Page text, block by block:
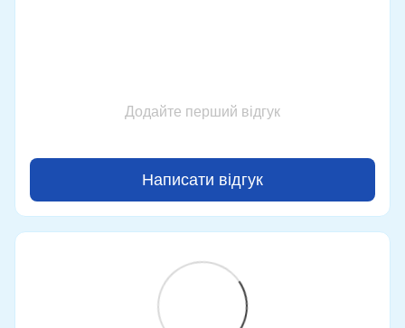
Додайте перший відгук
Написати відгук